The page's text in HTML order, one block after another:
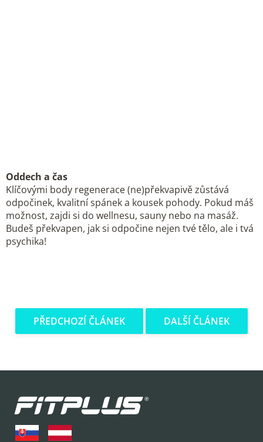
Oddech a čas
Klíčovými body regenerace (ne)překvapivě zůstává
odpočinek, kvalitní spánek a kousek pohody. Pokud máš
možnost, zajdi si do wellnesu, sauny nebo na masáž.
Budeš překvapen, jak si odpočine nejen tvé tělo, ale i tvá
psychika!
PŘEDCHOZÍ ČLÁNEK DALŠÍ ČLÁNEK